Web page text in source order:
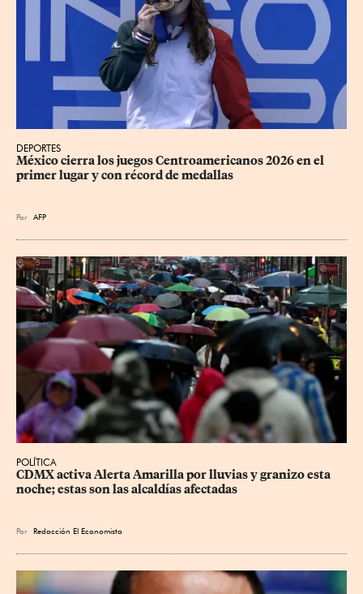
DEPORTES
México cierra los juegos Centroamericanos 2026 en el
primer lugar y con récord de medallas
Por AFP
POLÍTICA
CDMX activa Alerta Amarilla por lluvias y granizo esta
noche; estas son las alcaldías afectadas
Por Redacción El Economista